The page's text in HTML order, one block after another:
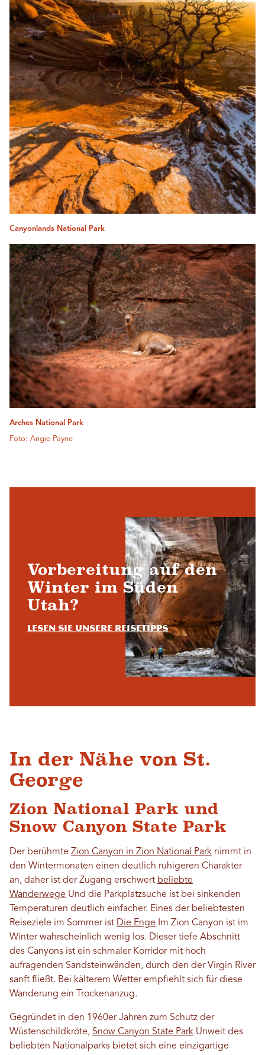
Canyonlands National Park
Arches National Park
Foto: Angie Payne
Vorbereitung auf den
Winter im Süden
Utah?
Lesen Sie unsere Reisetipps
In der Nähe von St.
George
Zion National Park und
Snow Canyon State Park
Der berühmte Zion Canyon in Zion National Park nimmt in
den Wintermonaten einen deutlich ruhigeren Charakter
an, daher ist der Zugang erschwert beliebte
Wanderwege Und die Parkplatzsuche ist bei sinkenden
Temperaturen deutlich einfacher. Eines der beliebtesten
Reiseziele im Sommer ist Die Enge Im Zion Canyon ist im
Winter wahrscheinlich wenig los. Dieser tiefe Abschnitt
des Canyons ist ein schmaler Korridor mit hoch
aufragenden Sandsteinwänden, durch den der Virgin River
sanft fließt. Bei kälterem Wetter empfiehlt sich für diese
Wanderung ein Trockenanzug.
Gegründet in den 1960er Jahren zum Schutz der
Wüstenschildkröte, Snow Canyon State Park Unweit des
beliebten Nationalparks bietet sich eine einzigartige